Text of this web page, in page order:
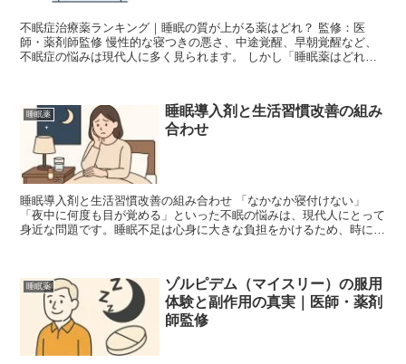
不眠症治療薬ランキング｜睡眠の質が上がる薬はどれ？ 監修：医
師・薬剤師監修 慢性的な寝つきの悪さ、中途覚醒、早朝覚醒など、
不眠症の悩みは現代人に多く見られます。 しかし「睡眠薬はどれが
睡眠薬
睡眠導入剤と生活習慣改善の組み
合わせ
睡眠導入剤と生活習慣改善の組み合わせ 「なかなか寝付けない」
「夜中に何度も目が覚める」といった不眠の悩みは、現代人にとって
身近な問題です。睡眠不足は心身に大きな負担をかけるため、時には
睡眠薬
ゾルピデム（マイスリー）の服用
体験と副作用の真実｜医師・薬剤
師監修